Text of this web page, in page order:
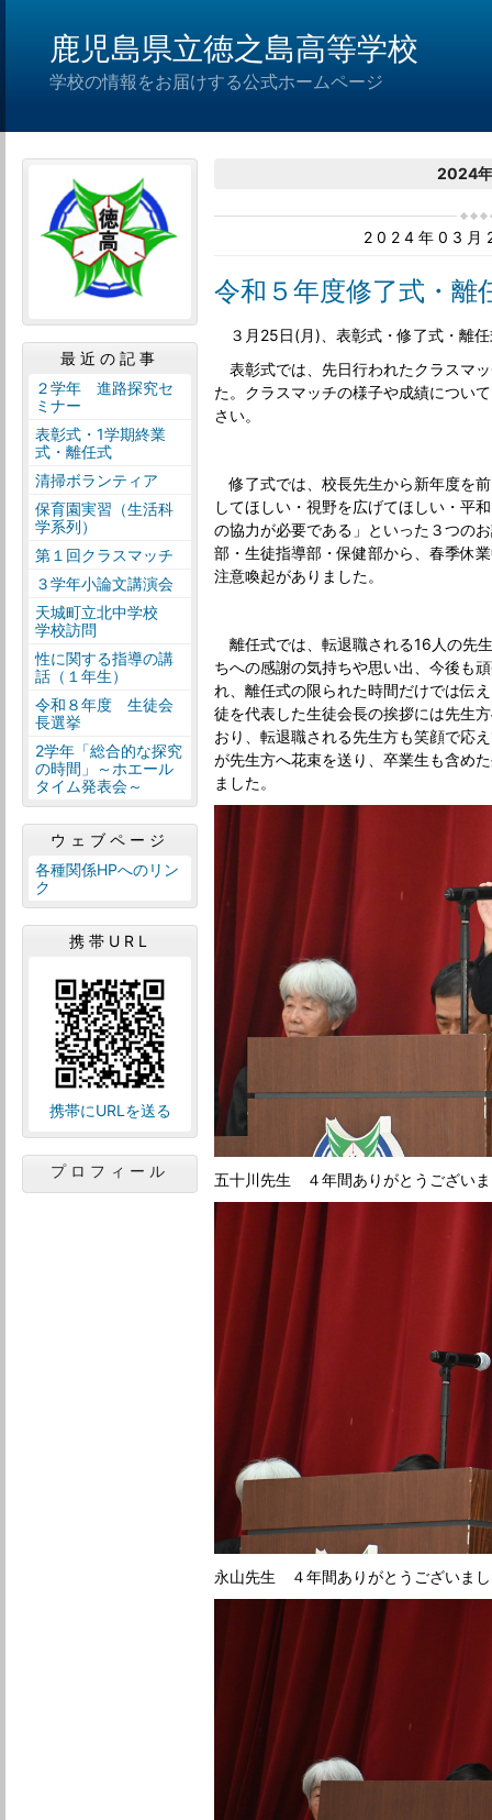
鹿児島県立徳之島高等学校
学校の情報をお届けする公式ホームページ
2024
2024年03月
令和５年度修了式・離
３月25日(月)、表彰式・修了式・離
表彰式では、先日行われたクラスマ
た。クラスマッチの様子や成績につい
さい。
修了式では、校長先生から新年度を
してほしい・視野を広げてほしい・平
の協力が必要である」といった３つの
部・生徒指導部・保健部から、春季休
注意喚起がありました。
離任式では、転退職される16人の先
ちへの感謝の気持ちや思い出、今後も
れ、離任式の限られた時間だけでは伝
徒を代表した生徒会長の挨拶には先生
おり、転退職される先生方も笑顔で応
が先生方へ花束を送り、卒業生も含め
ました。
五十川先生 ４年間ありがとうござい
永山先生 ４年間ありがとうございま
最近の記事
２学年 進路探究セ
ミナー
表彰式・1学期終業
式・離任式
清掃ボランティア
保育園実習（生活科
学系列）
第１回クラスマッチ
３学年小論文講演会
天城町立北中学校
学校訪問
性に関する指導の講
話（１年生）
令和８年度 生徒会
長選挙
2学年「総合的な探究
の時間」～ホエール
タイム発表会～
ウェブページ
各種関係HPへのリン
ク
携帯URL
携帯にURLを送る
プロフィール